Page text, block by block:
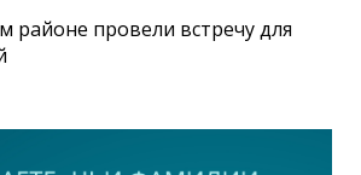
районе провели встречу для